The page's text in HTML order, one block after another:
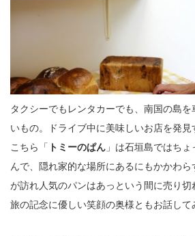
タクシーでもレンタカーでも、南国の島を
いもの。ドライブ中に美味しいお店を発見
こちら「 トミーのぱん 」は石垣島ではち
んで、隠れ家的な場所にあるにもかかわら
が訪れ人気のパンはあっという間に売り
旅の記念に優しい笑顔の奥様ともお話して